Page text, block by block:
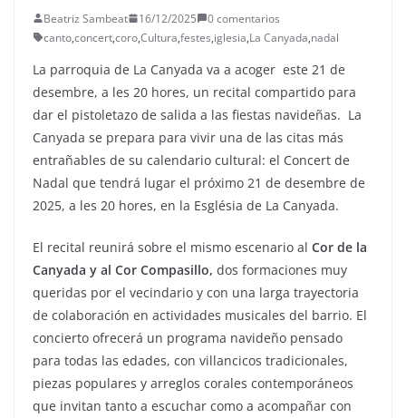
Beatriz Sambeat 16/12/2025
0 comentarios
canto,concert,coro,Cultura,festes,iglesia,La Canyada,nadal
La parroquia de La Canyada va a acoger este 21 de
desembre, a les 20 hores, un recital compartido para
dar el pistoletazo de salida a las fiestas navideñas. La
Canyada se prepara para vivir una de las citas más
entrañables de su calendario cultural: el Concert de
Nadal que tendrá lugar el próximo 21 de desembre de
2025, a les 20 hores, en la Església de La Canyada.
El recital reunirá sobre el mismo escenario al Cor de la
Canyada y al Cor Compasillo, dos formaciones muy
queridas por el vecindario y con una larga trayectoria
de colaboración en actividades musicales del barrio. El
concierto ofrecerá un programa navideño pensado
para todas las edades, con villancicos tradicionales,
piezas populares y arreglos corales contemporáneos
que invitan tanto a escuchar como a acompañar con